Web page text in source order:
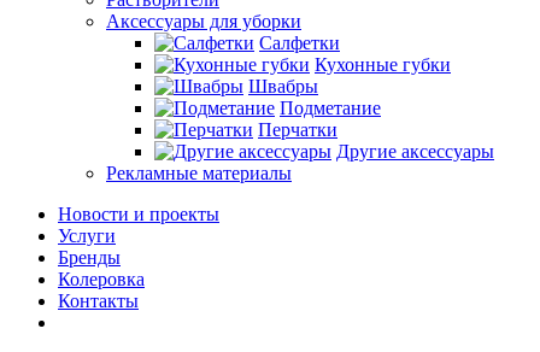
Аксессуары для уборки
Салфетки
Кухонные губки
Швабры
Подметание
Перчатки
Другие аксессуары
Рекламные материалы
Новости и проекты
Услуги
Бренды
Колеровка
Контакты